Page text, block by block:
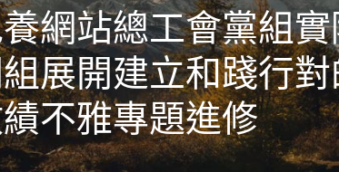
網站總工會黨組
展開建立和踐行
不雅專題進修